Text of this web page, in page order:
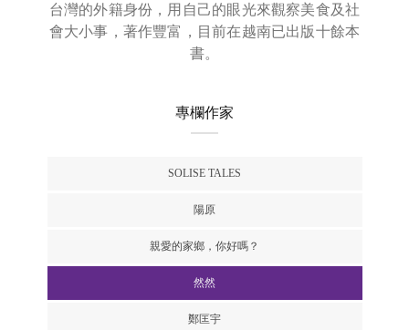
台灣的外籍身份，用自己的眼光來觀察美食及社
會大小事，著作豐富，目前在越南已出版十餘本
書。
專欄作家
SOLISE TALES
陽原
親愛的家鄉，你好嗎？
然然
鄭匡宇